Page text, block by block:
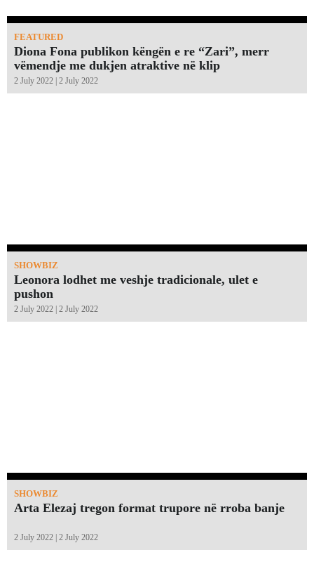
FEATURED
Diona Fona publikon këngën e re “Zari”, merr
vëmendje me dukjen atraktive në klip
2 July 2022 | 2 July 2022
SHOWBIZ
Leonora lodhet me veshje tradicionale, ulet e
pushon
2 July 2022 | 2 July 2022
SHOWBIZ
Arta Elezaj tregon format trupore në rroba banje
2 July 2022 | 2 July 2022